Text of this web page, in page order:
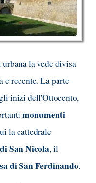
la vede divisa
e recente. La parte
inizi dell'Ottocento,
monumenti
la cattedrale
San Nicola, il
di San Ferdinando.